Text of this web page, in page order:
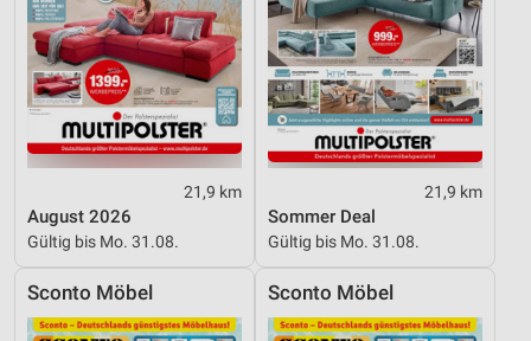
21,9 km
August 2026
Gültig bis Mo. 31.08.
21,9 km
Sommer Deal
Gültig bis Mo. 31.08.
Sconto Möbel Sconto Möbel